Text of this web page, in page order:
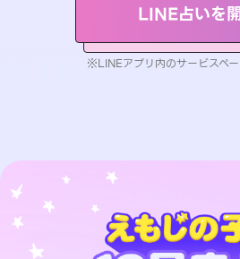
LINE占いを
※LINEアプリ内のサービスペ